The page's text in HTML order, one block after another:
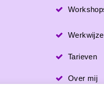
Werkwijze
Tarieven
Over mij